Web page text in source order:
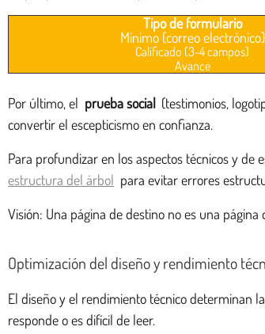
Tipo de formulario
Mínimo (correo electrónico)
Calificado (3-4 campos)
Avance
Por último, el prueba social (testimonios,
convertir el escepticismo en confianza.
Para profundizar en los aspectos técnicos y
estructura del árbol para evitar errores
Visión: Una página de destino no es una
Optimización del diseño y rendimiento
El diseño y el rendimiento técnico determinan
responde o es difícil de leer.